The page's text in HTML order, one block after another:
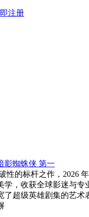
注册
影蜘蛛侠 第一
性的标杆之作，2026
，收获全球影迷与
超级英雄剧集的艺